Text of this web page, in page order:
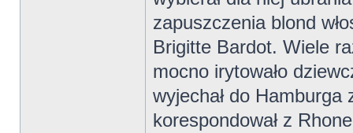
zapuszczenia blond
Brigitte Bardot. Wiele
mocno irytowało
wyjechał do Hamburga
korespondował z